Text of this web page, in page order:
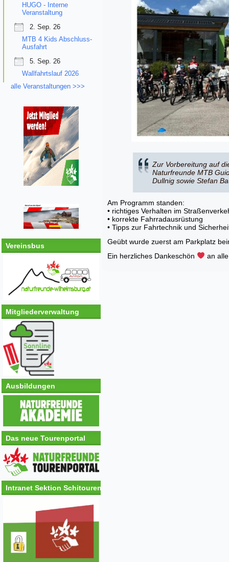
HUGO - Interne
Veranstaltung
2. Sep. 26
MTB 4 Kids Abschluss-
Ausfahrt
5. Sep. 26
Wallfahrtslauf 2026
alle Veranstaltungen >>>
Vereinsbus
Mitgliederverwaltung
Ausbildungen
Das neue Tourenportal
Intranet Sektion Schitouren
Zur Vorbereitung auf
Naturfreunde MTB
Dullnig sowie Stefan
Am Programm standen:
• richtiges Verhalten im
• korrekte Fahrradausrüstung
• Tipps zur Fahrtechnik und
Geübt wurde zuerst am Parkplatz
Ein herzliches Dankeschön
an